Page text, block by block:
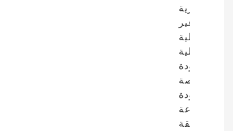
العسكرية
غير
الخيالية
عالية
الجودة
والمخصصة
لدينا جودة
طباعة
فائقة